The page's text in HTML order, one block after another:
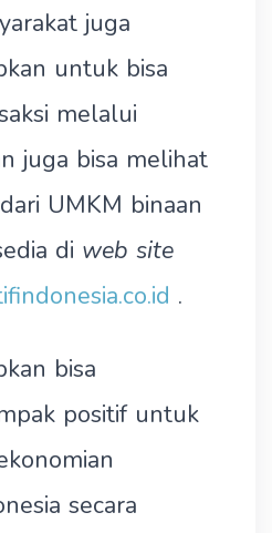
juga
untuk bisa
melalui
juga bisa melihat
UMKM binaan
di web site
.
bisa
positif untuk
secara